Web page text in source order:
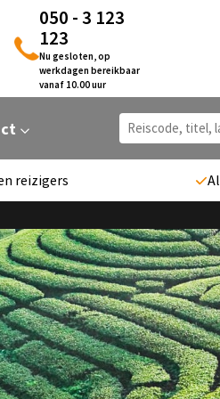
050 - 3 123
123
Nu gesloten, op
werkdagen bereikbaar
vanaf 10.00 uur
reizigers Al